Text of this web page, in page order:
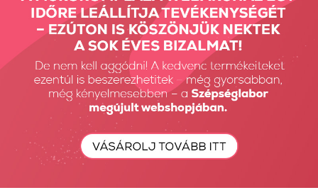
Keresés
Fiók Karbantartás